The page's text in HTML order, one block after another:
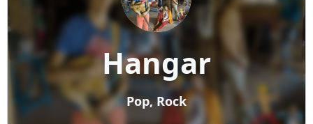
Hangar
Pop, Rock